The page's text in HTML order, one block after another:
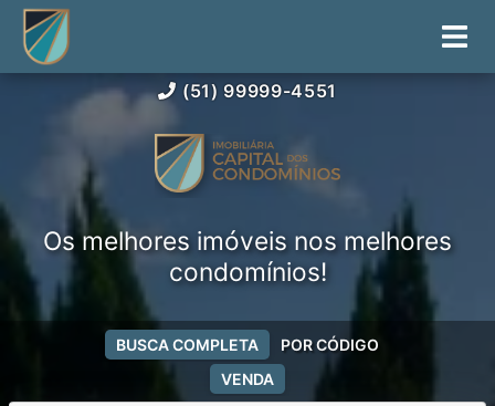
(51) 99999-4551
Os melhores imóveis nos melhores
condomínios!
VENDA
BUSCA COMPLETA POR CÓDIGO